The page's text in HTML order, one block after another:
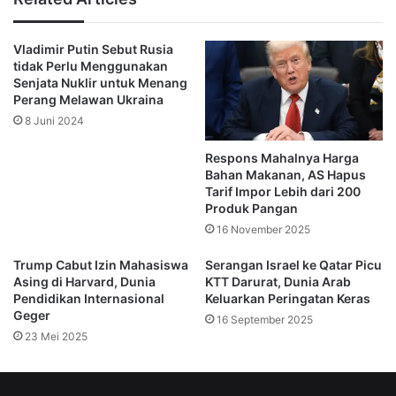
diperlakukan dengan bermartabat,” tegasnya.
Namun, di pihak Ukraina, situasi ini menimbulkan
kekhawatiran. Kekalahan di Kursk dapat menjadi pukulan
telak bagi strategi Kyiv, terutama dalam negosiasi damai
dengan Moskow.
Dengan kehilangan kendali atas wilayah tersebut, Ukraina
dapat kehilangan posisi tawar dalam perundingan yang
bertujuan mengakhiri perang yang telah berlangsung
Permintaan Trump kepada Putin juga menjadi sinyal bahwa
AS masih memainkan peran aktif dalam dinamika perang
ini.
Vladimir Putin Sebut Rusia
tidak Perlu Menggunakan
Senjata Nuklir untuk Menang
Perang Melawan Ukraina
8 Juni 2024
Respons Mahalnya Harga
Bahan Makanan, AS Hapus
Tarif Impor Lebih dari 200
Produk Pangan
16 November 2025
Trump Cabut Izin Mahasiswa
Asing di Harvard, Dunia
Pendidikan Internasional
Geger
23 Mei 2025
Serangan Israel ke Qatar Picu
KTT Darurat, Dunia Arab
Keluarkan Peringatan Keras
16 September 2025